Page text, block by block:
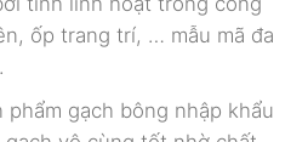
ốp trang trí, … mẫu mã đa
phẩm gạch bông nhập khẩu